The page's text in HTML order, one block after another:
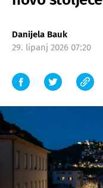
Danijela Bauk
29. lipanj 2026 07:20